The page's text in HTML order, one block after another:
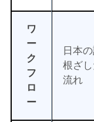
ワ
ー
ク
フ
ロ
ー
日本
根ざ
流れ